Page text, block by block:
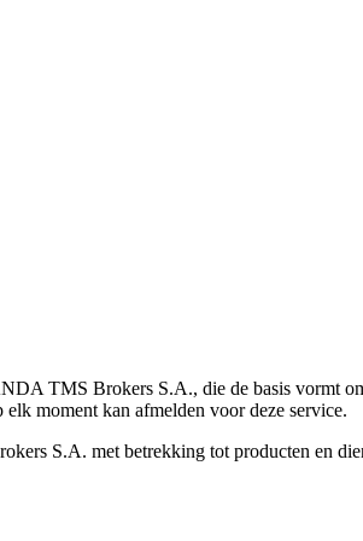
TMS Brokers S.A., die de basis vormt
moment kan afmelden voor deze service.
S.A. met betrekking tot producten en